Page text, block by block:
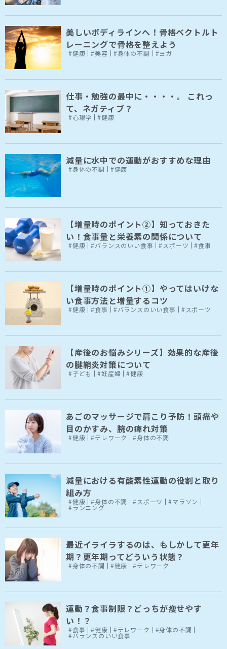
美しいボディラインへ！骨格ベクトルト
レーニングで骨格を整えよう
#健康 #美容 #身体の不調 #ヨガ
仕事・勉強の最中に・・・・。 これっ
て、ネガティブ？
#心理学 #健康
減量に水中での運動がおすすめな理由
#身体の不調 #健康
【増量時のポイント②】知っておきた
い！食事量と栄養素の関係について
#健康 #バランスのいい食事 #スポーツ #食事
【増量時のポイント①】やってはいけな
い食事方法と増量するコツ
#健康 #食事 #バランスのいい食事 #スポーツ
【産後のお悩みシリーズ】効果的な産後
の腱鞘炎対策について
#子ども #妊産婦 #健康
あごのマッサージで肩こり予防！頭痛や
目のかすみ、腕の痺れ対策
#健康 #テレワーク #身体の不調
減量における有酸素性運動の役割と取り
組み方
#健康 #身体の不調 #スポーツ #マラソン
#ランニング
最近イライラするのは、もしかして更年
期？更年期ってどういう状態？
#身体の不調 #健康 #テレワーク
運動？食事制限？どっちが痩せやす
い！？
#食事 #健康 #テレワーク #身体の不調
#バランスのいい食事